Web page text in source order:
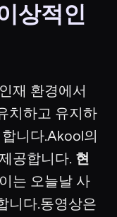
상적인
재 환경에서
치하고 유지하
니다.Akool의
공합니다. 현
이는 오늘날 사
니다.동영상은